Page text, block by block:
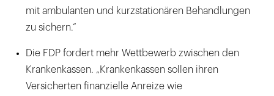
mit ambulanten und kurzstationären Behandlungen
zu sichern.“
Die FDP fordert mehr Wettbewerb zwischen den
Krankenkassen. „Krankenkassen sollen ihren
Versicherten finanzielle Anreize wie